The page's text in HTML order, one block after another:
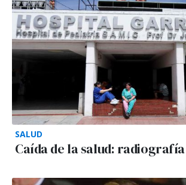
SALUD
Caída de la salud: